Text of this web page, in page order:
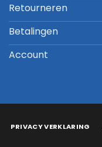
Retourneren
Betalingen
Account
PRIVACY VERKLARING